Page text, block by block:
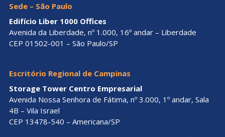
Sede – São Paulo
Edifício Liber 1000 Offices
Avenida da Liberdade, nº 1.000, 16º andar – Liberdade
CEP 01502-001 – São Paulo/SP
Escritório Regional de Campinas
Storage Tower Centro Empresarial
Avenida Nossa Senhora de Fátima, nº 3.000, 1º andar, Sala
4B – Vila Israel
CEP 13478-540 – Americana/SP